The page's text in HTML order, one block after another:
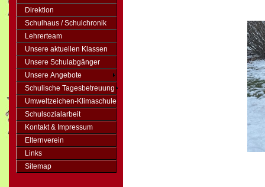
Direktion
Schulhaus / Schulchronik
Lehrerteam
Unsere aktuellen Klassen
Unsere Schulabgänger
Unsere Angebote
Schulische Tagesbetreuung
Umweltzeichen-Klimaschule
Schulsozialarbeit
Kontakt & Impressum
Elternverein
Links
Sitemap